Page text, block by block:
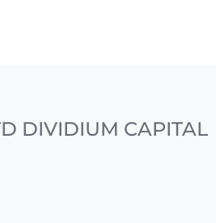
DIVIDIUM CAPITAL